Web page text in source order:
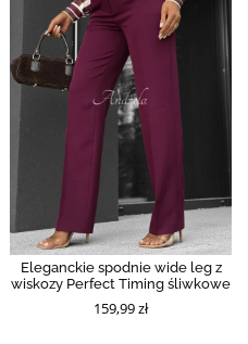
Eleganckie spodnie wide leg z
wiskozy Perfect Timing śliwkowe
159,99 zł